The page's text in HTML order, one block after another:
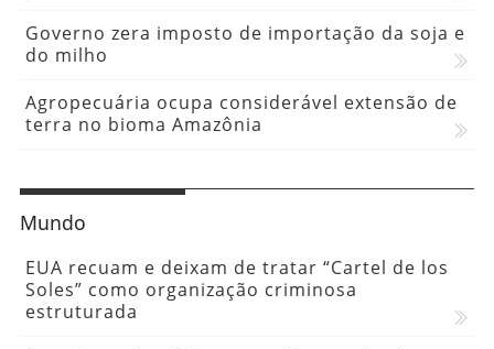
Governo zera imposto de importação da soja e
do milho
Agropecuária ocupa considerável extensão de
terra no bioma Amazônia
Mundo
EUA recuam e deixam de tratar “Cartel de los
Soles” como organização criminosa
estruturada